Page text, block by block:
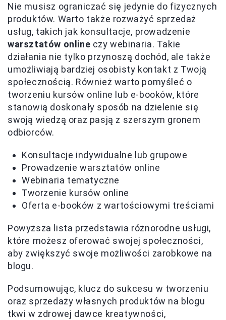
Nie musisz ograniczać się jedynie do fizycznych
produktów. Warto także rozważyć sprzedaż
usług, takich jak konsultacje, prowadzenie
warsztatów online czy webinaria. Takie
działania nie tylko przynoszą dochód, ale także
umożliwiają bardziej osobisty kontakt z Twoją
społecznością. Również warto pomyśleć o
tworzeniu kursów online lub e-booków, które
stanowią doskonały sposób na dzielenie się
swoją wiedzą oraz pasją z szerszym gronem
odbiorców.
Konsultacje indywidualne lub grupowe
Prowadzenie warsztatów online
Webinaria tematyczne
Tworzenie kursów online
Oferta e-booków z wartościowymi treściami
Powyższa lista przedstawia różnorodne usługi,
które możesz oferować swojej społeczności,
aby zwiększyć swoje możliwości zarobkowe na
blogu.
Podsumowując, klucz do sukcesu w tworzeniu
oraz sprzedaży własnych produktów na blogu
tkwi w zdrowej dawce kreatywności,